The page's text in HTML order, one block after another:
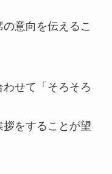
意向を伝えるこ
せて「そろそろ
をすることが望